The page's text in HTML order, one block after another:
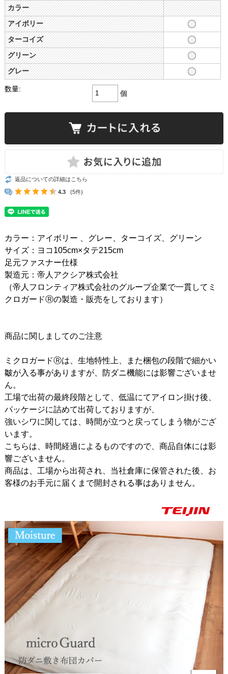
カラー
アイボリー
ターコイズ
グリーン
グレー
数量:
個
返品についての詳細はこちら
4.3 (5件)
カラー：アイボリー 、グレー、ターコイズ、グリーン
サイズ：ヨコ105cm×タテ215cm
足元ファスナー仕様
製造元：帝人アクシア株式会社
（帝人フロンティア株式会社のグループ企業で一貫してミ
クロガードⓇの製造・販売をしております）
商品に関しましてのご注意
ミクロガードⓇは、生地特性上、また梱包の段階で細かい
皺が入る事がありますが、防ダニ機能には影響ございませ
ん。
工場で出荷の最終段階として、低温にてアイロン掛け後、
パッケージに詰めて出荷しておりますが、
強いシワに関しては、時間が立つと戻ってしまう物がござ
います。
こちらは、時間経過によるものですので、商品自体には影
響ございません。
商品は、工場から出荷され、当社倉庫に保管された後、お
客様のお手元に届くまで開封される事はありません。